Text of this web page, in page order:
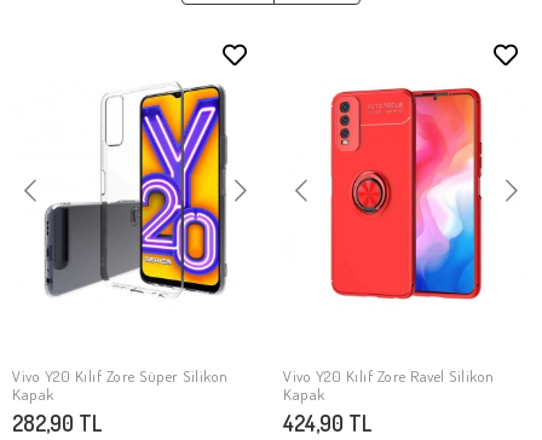
SEPETE EKLE
Vivo Y20 Kılıf Zore Süper Silikon
Kapak
282,90 TL
SEPETE EKLE
Vivo Y20 Kılıf Zore Ravel Silikon
Kapak
424,90 TL